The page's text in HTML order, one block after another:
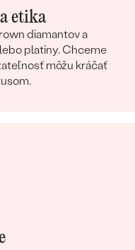
etika
diamantov a
platiny. Chceme
môžu kráčať